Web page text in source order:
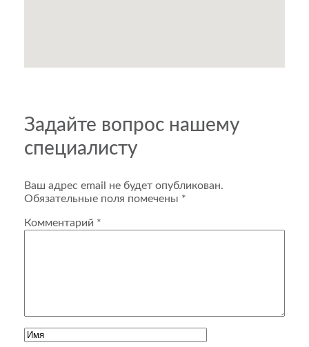
Задайте вопрос нашему
специалисту
Ваш адрес email не будет опубликован.
Обязательные поля помечены *
Комментарий *